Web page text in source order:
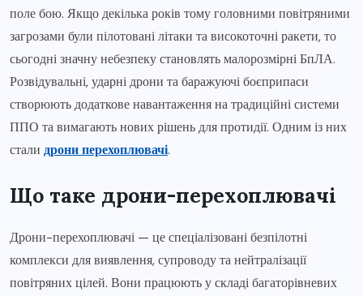
поле бою. Якщо декілька років тому головними повітряними
загрозами були пілотовані літаки та високоточні ракети, то
сьогодні значну небезпеку становлять малорозмірні БпЛА.
Розвідувальні, ударні дрони та баражуючі боєприпаси
створюють додаткове навантаження на традиційні системи
ППО та вимагають нових рішень для протидії. Одним із них
стали дрони перехоплювачі.
Що таке дрони-перехоплювачі
Дрони-перехоплювачі — це спеціалізовані безпілотні
комплекси для виявлення, супроводу та нейтралізації
повітряних цілей. Вони працюють у складі багаторівневих